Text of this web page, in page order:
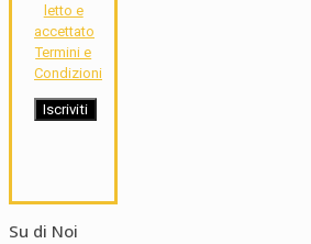
letto e
accettato
Termini e
Condizioni
Su di Noi